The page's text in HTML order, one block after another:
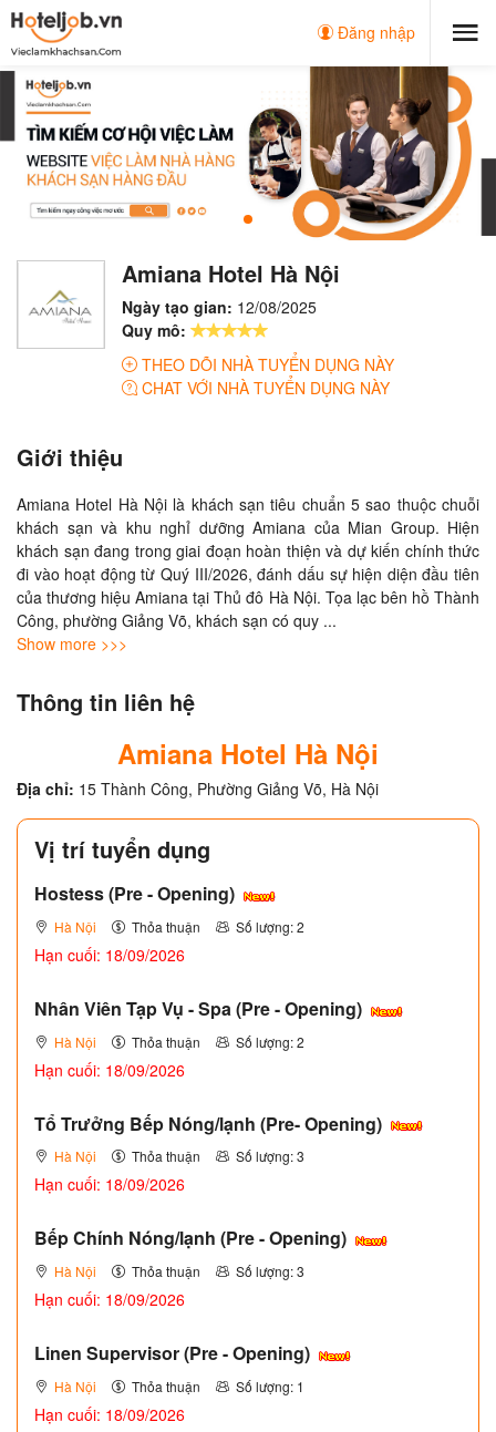
Đăng nhập
Amiana Hotel Hà Nội
Ngày tạo gian: 12/08/2025
Quy mô:
THEO DÕI NHÀ TUYỂN DỤNG NÀY
CHAT VỚI NHÀ TUYỂN DỤNG NÀY
Giới thiệu
Amiana Hotel Hà Nội là khách sạn tiêu chuẩn 5 sao thuộc chuỗi
khách sạn và khu nghỉ dưỡng Amiana của Mian Group. Hiện
khách sạn đang trong giai đoạn hoàn thiện và dự kiến chính thức
đi vào hoạt động từ Quý III/2026, đánh dấu sự hiện diện đầu tiên
của thương hiệu Amiana tại Thủ đô Hà Nội. Tọa lạc bên hồ Thành
Công, phường Giảng Võ, khách sạn có quy ...
Show more >>>
Thông tin liên hệ
Amiana Hotel Hà Nội
Địa chỉ: 15 Thành Công, Phường Giảng Võ, Hà Nội
Vị trí tuyển dụng
Hostess (Pre - Opening)
Hà Nội Thỏa thuận Số lượng: 2
Hạn cuối: 18/09/2026
Nhân Viên Tạp Vụ - Spa (Pre - Opening)
Hà Nội Thỏa thuận Số lượng: 2
Hạn cuối: 18/09/2026
Tổ Trưởng Bếp Nóng/lạnh (Pre- Opening)
Hà Nội Thỏa thuận Số lượng: 3
Hạn cuối: 18/09/2026
Bếp Chính Nóng/lạnh (Pre - Opening)
Hà Nội Thỏa thuận Số lượng: 3
Hạn cuối: 18/09/2026
Linen Supervisor (Pre - Opening)
Hà Nội Thỏa thuận Số lượng: 1
Hạn cuối: 18/09/2026